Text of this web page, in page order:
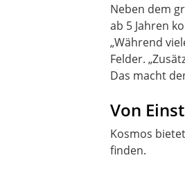
Neben dem
ab 5 Jahren
„Während
Felder.
Das macht
Von
Kosmos